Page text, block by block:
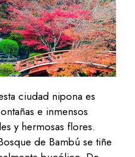
ciudad nipona es
e inmensos
y hermosas flores.
de Bambú se tiñe